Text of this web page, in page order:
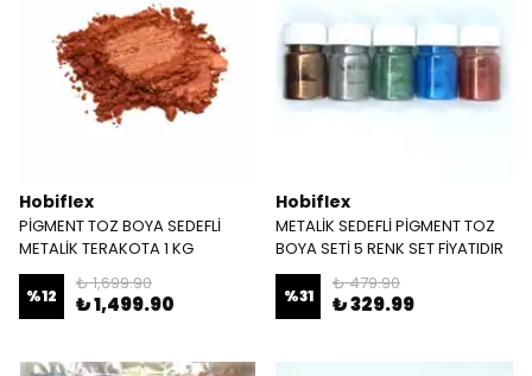
Hobiflex
PİGMENT TOZ BOYA SEDEFLİ
METALİK TERAKOTA 1 KG
%12
₺ 1,699.90
₺ 1,499.90
Hobiflex
METALİK SEDEFLİ PİGMENT TOZ
BOYA SETİ 5 RENK SET FİYATIDIR
%31
₺ 479.90
₺ 329.99